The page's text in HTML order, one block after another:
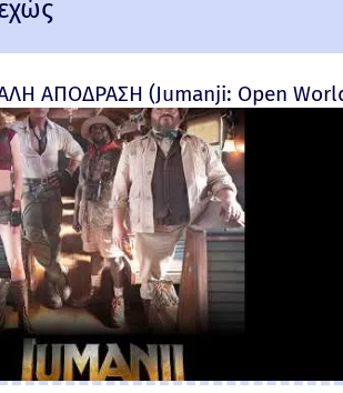
ΑΠΟΔΡΑΣΗ (Jumanji: Open